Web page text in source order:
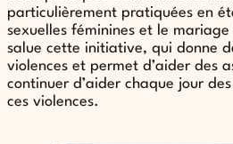
particulièrement pratiquées en
sexuelles féminines et le
salue cette initiative, qui donne
violences et permet d’aider des
continuer d’aider chaque jour
ces violences.